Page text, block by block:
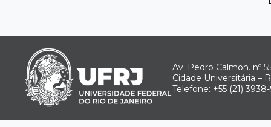
Av. Pedro Calmon. nº
Cidade Universitária –
Telefone: +55 (21)